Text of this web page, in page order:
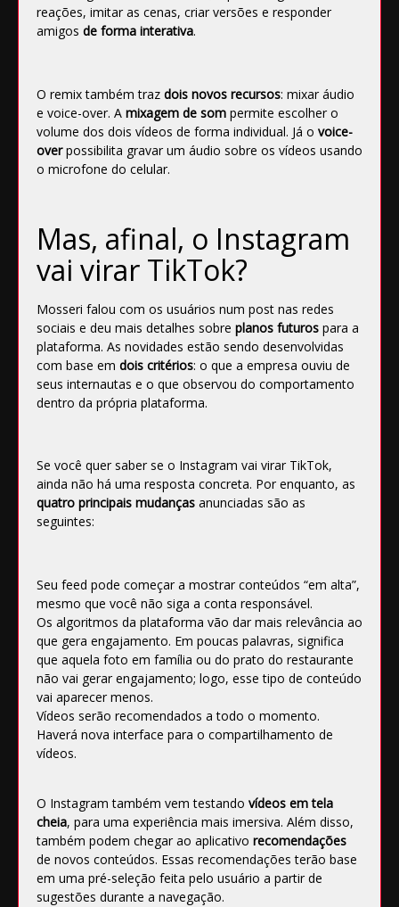
reações, imitar as cenas, criar versões e responder
amigos de forma interativa.
O remix também traz dois novos recursos: mixar áudio
e voice-over. A mixagem de som permite escolher o
volume dos dois vídeos de forma individual. Já o voice-
overpossibilita gravar um áudio sobre os vídeos usando
o microfone do celular.
Mas, afinal, o Instagram
vai virar TikTok?
Mosseri falou com os usuários num post nas redes
sociais e deu mais detalhes sobre planos futuros para a
plataforma. As novidades estão sendo desenvolvidas
com base em dois critérios: o que a empresa ouviu de
seus internautas e o que observou do comportamento
dentro da própria plataforma.
Se você quer saber se o Instagram vai virar TikTok,
ainda não há uma resposta concreta. Por enquanto, as
quatro principais mudanças anunciadas são as
seguintes:
Seu feed pode começar a mostrar conteúdos “em alta”,
mesmo que você não siga a conta responsável.
Os algoritmos da plataforma vão dar mais relevância ao
que gera engajamento. Em poucas palavras, significa
que aquela foto em família ou do prato do restaurante
não vai gerar engajamento; logo, esse tipo de conteúdo
vai aparecer menos.
Vídeos serão recomendados a todo o momento.
Haverá nova interface para o compartilhamento de
vídeos.
O Instagram também vem testando vídeos em tela
cheia, para uma experiência mais imersiva. Além disso,
também podem chegar ao aplicativo recomendações
de novos conteúdos. Essas recomendações terão base
em uma pré-seleção feita pelo usuário a partir de
sugestões durante a navegação.